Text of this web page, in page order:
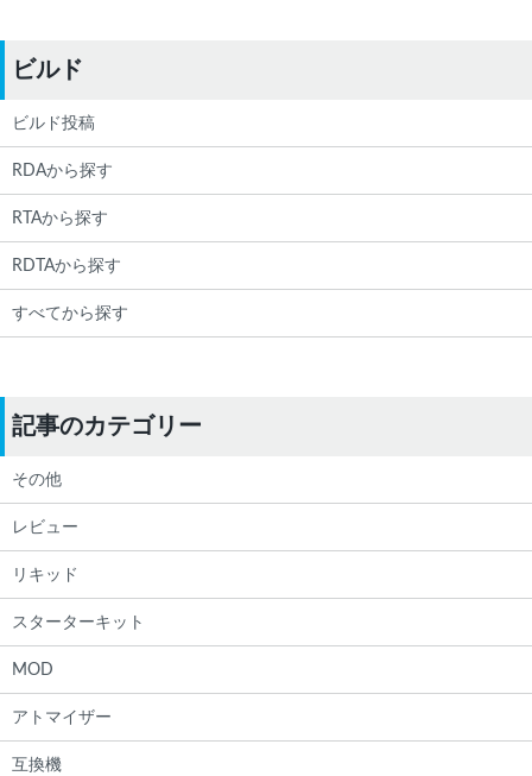
ビルド
ビルド投稿
RDAから探す
RTAから探す
RDTAから探す
すべてから探す
記事のカテゴリー
その他
レビュー
リキッド
スターターキット
MOD
アトマイザー
互換機